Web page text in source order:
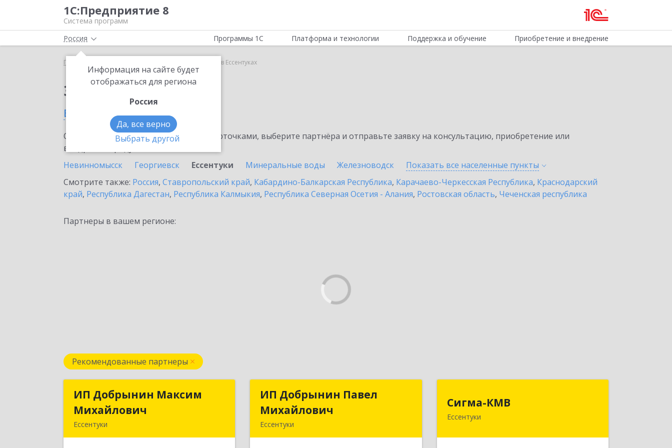
1С:Предприятие 8
Система программ
Россия
Информация на сайте будет
отображаться для региона
Россия
Да, все верно
Выбрать другой
Программы 1С Платформа и технологии Поддержка и обучение Приобретение и внедрение
Главная 1С:Курьер в Ессентуках
Заказать 1С:Курьер
в Ессентуках
Ознакомьтесь с информационными карточками, выберите партнёра и отправьте заявку на консультацию, приобретение или
внедрение продукта.
Невинномысск
Георгиевск Ессентуки Минеральные воды Железноводск Показать все населенные пункты
Смотрите также: Россия, Ставропольский край, Кабардино-Балкарская Республика, Карачаево-Черкесская Республика, Краснодарский
край, Республика Дагестан, Республика Калмыкия, Республика Северная Осетия - Алания, Ростовская область, Чеченская республика
Партнеры в вашем регионе:
Рекомендованные партнеры
ИП Добрынин Максим
Михайлович
Ессентуки
ИП Добрынин Максим
ИП Добрынин Павел
Михайлович
Ессентуки
ИП Добрынин Павел
Сигма-КМВ
Ессентуки357600, Ставропольский край,